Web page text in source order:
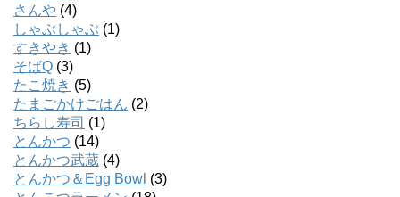
さんや (4)
しゃぶしゃぶ (1)
すきやき (1)
そばQ (3)
たこ焼き (5)
たまごかけごはん (2)
ちらし寿司 (1)
とんかつ (14)
とんかつ武蔵 (4)
とんかつ＆Egg Bowl (3)